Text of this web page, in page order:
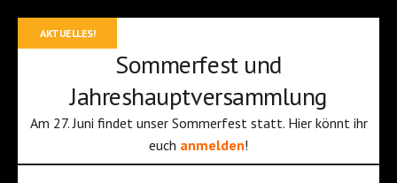
AKTUELLES!
Sommerfest und
Jahreshauptversammlung
Am 27. Juni findet unser Sommerfest statt. Hier könnt ihr
euch anmelden!